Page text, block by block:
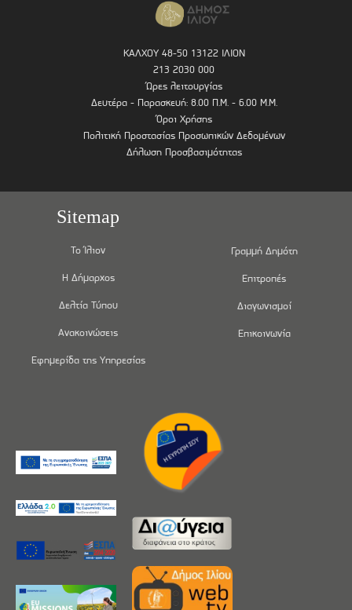
ΚΑΛΧΟΥ 48-50 13122 ΙΛΙΟΝ
213 2030 000
Ώρες λειτουργίας
Δευτέρα - Παρασκευή: 8.00 Π.Μ. - 6.00 Μ.Μ.
Όροι Χρήσης
Πολιτική Προστασίας Προσωπικών Δεδομένων
Δήλωση Προσβασιμότητας
Sitemap
Το Ίλιον
Η Δήμαρχος
Δελτία Τύπου
Ανακοινώσεις
Εφημερίδα της Υπηρεσίας
Γραμμή Δημότη
Επιτροπές
Διαγωνισμοί
Επικοινωνία